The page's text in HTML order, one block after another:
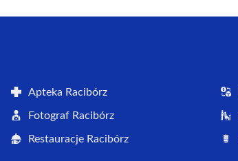
Apteka Racibórz
Fotograf Racibórz
Restauracje Racibórz